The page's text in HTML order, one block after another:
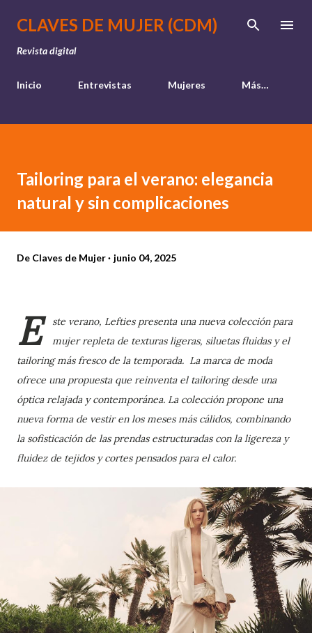
Ir al contenido principal
CLAVES DE MUJER (CDM)
Revista digital
Inicio Entrevistas Mujeres Más…
Tailoring para el verano: elegancia
natural y sin complicaciones
De Claves de Mujer junio 04, 2025
E
ste verano, Lefties presenta una nueva colección para
mujer repleta de texturas ligeras, siluetas fluidas y el
tailoring más fresco de la temporada. La marca de moda
ofrece una propuesta que reinventa el tailoring desde una
óptica relajada y contemporánea. La colección propone una
nueva forma de vestir en los meses más cálidos, combinando
la sofisticación de las prendas estructuradas con la ligereza y
fluidez de tejidos y cortes pensados para el calor.